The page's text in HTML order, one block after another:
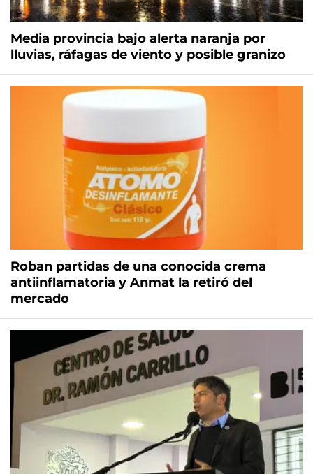
Media provincia bajo alerta naranja por
lluvias, ráfagas de viento y posible granizo
Roban partidas de una conocida crema
antiinflamatoria y Anmat la retiró del
mercado